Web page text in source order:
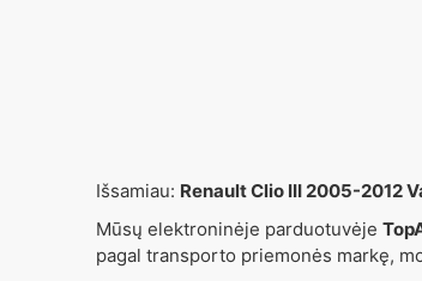
Išsamiau: Renault Clio III 2005-2012
Mūsų elektroninėje parduotuvėje
pagal transporto priemonės markę,